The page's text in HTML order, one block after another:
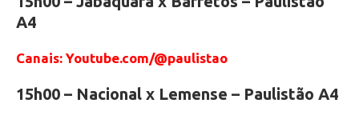
A4
Canais: Youtube.com/@paulistao
15h00 – Nacional x Lemense – Paulistão A4